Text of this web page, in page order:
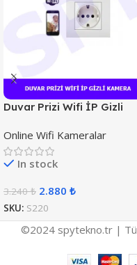
Duvar Prizi Wifi İP Gizli
Online Wifi Kameralar
In stock
3.240₺ 2.880 ₺
SKU: S220
©2024 spytekno.tr |